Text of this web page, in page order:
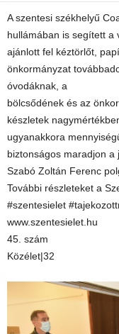
A szentesi székhelyű
hullámában is segített a
ajánlott fel kéztörlőt,
önkormányzat
óvodáknak, a
bölcsődének és az
készletek
ugyanakkora
biztonságos maradjon
Szabó Zoltán Ferenc
További részleteket a
#szentesielet
www.szentesielet.hu
45. szám
Közélet|32